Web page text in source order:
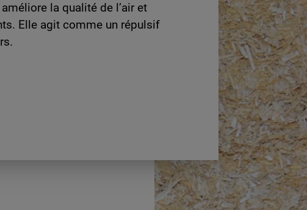
la qualité de l’air et
Elle agit comme un répulsif